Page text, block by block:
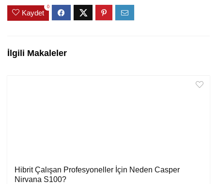
Kaydet
0
İlgili Makaleler
Hibrit Çalışan Profesyoneller İçin Neden Casper
Nirvana S100?